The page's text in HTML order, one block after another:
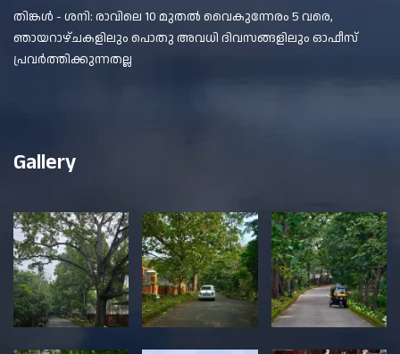
തിങ്കൾ - ശനി: രാവിലെ 10 മുതൽ വൈകുന്നേരം 5 വരെ,
ഞായറാഴ്ചകളിലും പൊതു അവധി ദിവസങ്ങളിലും ഓഫീസ്
പ്രവർത്തിക്കുന്നതല്ല
Gallery